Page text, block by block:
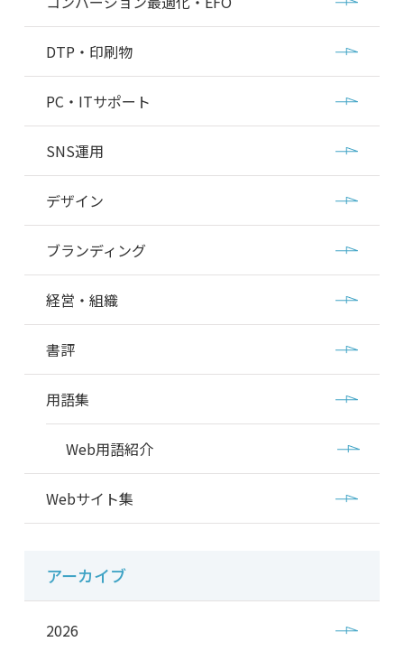
DTP・印刷物
PC・ITサポート
SNS運用
デザイン
ブランディング
経営・組織
書評
用語集
Web用語紹介
Webサイト集
アーカイブ
2026